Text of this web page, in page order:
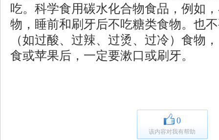
吃。科学食用碳水化合物食品，例如
物，睡前和刷牙后不吃糖类食物。也
（如过酸、过辣、过烫、过冷）食物
食或苹果后，一定要漱口或刷牙。
0
该内容对我有帮助